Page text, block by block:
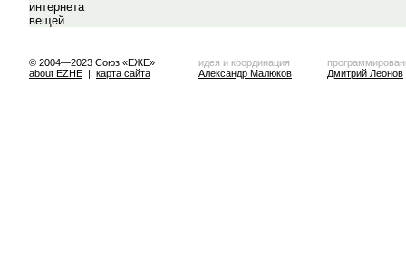
© 2004—2023 Союз «ЕЖЕ»
about EZHE | карта сайта
идея и координация
Александр Малюков
Дмитрий Леонов